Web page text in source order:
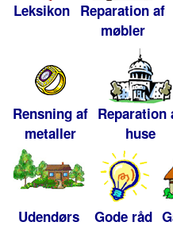
Leksikon Reparation af
møbler
Rensning af
metaller
Reparation
huse
Udendørs Gode råd